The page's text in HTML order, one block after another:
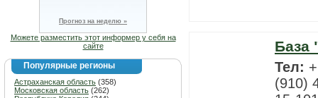
Прогноз на неделю »
Можете разместить этот информер у себя на
сайте
Популярные регионы
Астраханская область (358)
Московская область (262)
База
Тел:
(910)